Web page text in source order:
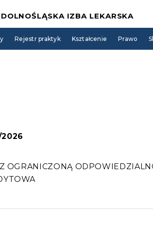
DOLNOŚLĄSKA IZBA LEKARSKA
Rejestr praktyk Kształcenie Prawo
OGRANICZONĄ